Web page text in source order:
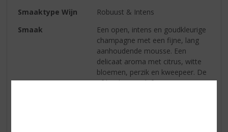
Smaaktype Wijn
Robuust & Intens
Smaak
Een open, intens en goudkleurige
champagne met een fijne, lang
aanhoudende mousse. Een
delicaat aroma met citrus, witte
bloemen, perzik en kweepeer. De
afdronk is rond, fris en intens.